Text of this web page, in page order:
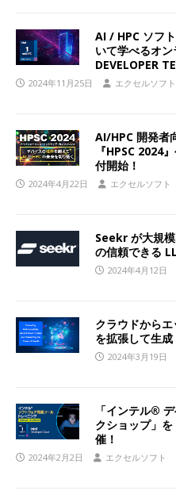
AI / HPC ソフ
いて学べるオ
DEVELOPER
2024年11月25日 エクセルソフト
AI/HPC 開発者
『HPSC 2024
付開始！
2024年4月22日 エクセルソフト
Seekr が大規
の信頼できる
2024年4月12日
クラウドから
を拡張して生
2024年3月19日
「インテル®
クショップ」
催！
2024年2月2日 エクセルソフト